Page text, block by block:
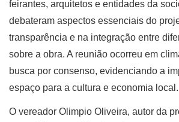
feirantes, arquitetos e entidades da
debateram aspectos essenciais do
transparência e na integração entre
sobre a obra. A reunião ocorreu em
busca por consenso, evidenciando a
espaço para a cultura e economia local.
O vereador Olimpio Oliveira, autor da